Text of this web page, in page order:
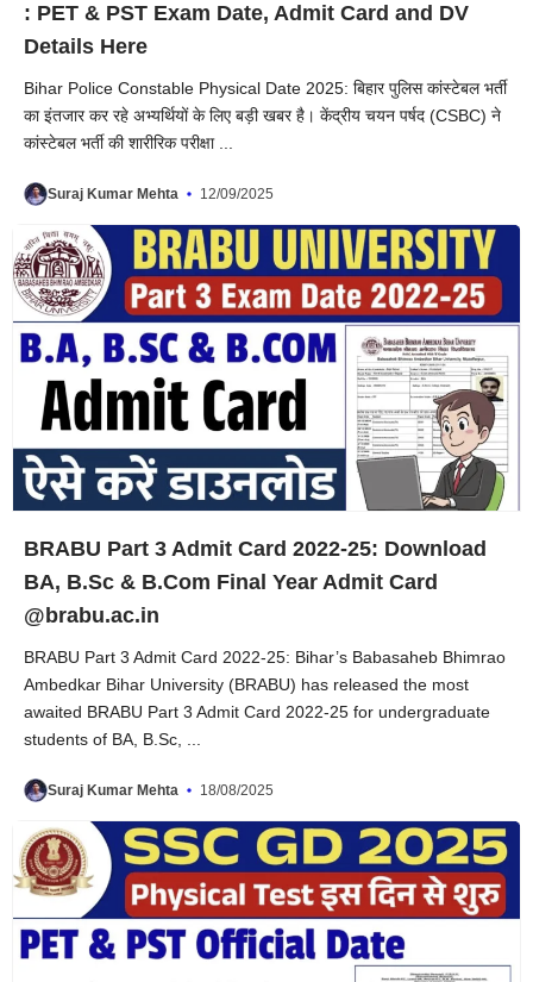
: PET & PST Exam Date, Admit Card and DV
Details Here
Bihar Police Constable Physical Date 2025: बिहार पुलिस कांस्टेबल भर्ती
का इंतजार कर रहे अभ्यर्थियों के लिए बड़ी खबर है। केंद्रीय चयन पर्षद (CSBC) ने
कांस्टेबल भर्ती की शारीरिक परीक्षा ...
Suraj Kumar Mehta 12/09/2025
BRABU Part 3 Admit Card 2022-25: Download
BA, B.Sc & B.Com Final Year Admit Card
@brabu.ac.in
BRABU Part 3 Admit Card 2022-25: Bihar’s Babasaheb Bhimrao
Ambedkar Bihar University (BRABU) has released the most
awaited BRABU Part 3 Admit Card 2022-25 for undergraduate
students of BA, B.Sc, ...
Suraj Kumar Mehta 18/08/2025